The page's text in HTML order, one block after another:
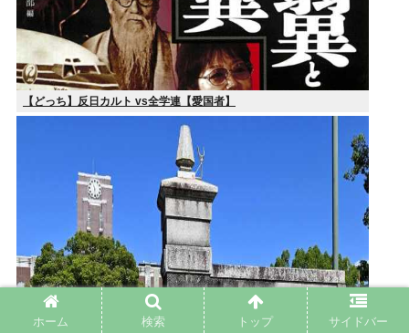
【どっち】反日カルト vs全学連【愛国者】
ホーム 検索 トップ サイドバー